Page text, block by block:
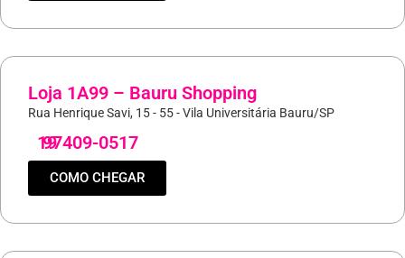
Loja 1A99 – Bauru Shopping
Rua Henrique Savi, 15 - 55 - Vila Universitária Bauru/SP
19
97409-0517
COMO CHEGAR